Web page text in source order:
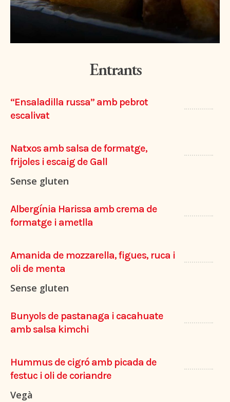
Entrants
“Ensaladilla russa” amb pebrot
escalivat
Natxos amb salsa de formatge,
frijoles i escaig de Gall
Sense gluten
Albergínia Harissa amb crema de
formatge i ametlla
Amanida de mozzarella, figues, ruca i
oli de menta
Sense gluten
Bunyols de pastanaga i cacahuate
amb salsa kimchi
Hummus de cigró amb picada de
festuc i oli de coriandre
Vegà